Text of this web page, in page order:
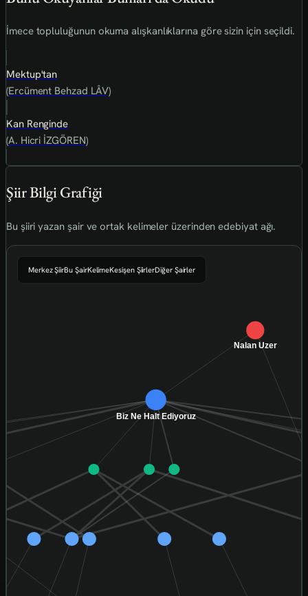
İmece topluluğunun okuma alışkanlıklarına göre sizin için seçildi.
Mektup'tan
(Ercüment Behzad LÂV)
Kan Renginde
(A. Hicri İZGÖREN)
Şiir Bilgi Grafiği
Bu şiiri yazan şair ve ortak kelimeler üzerinden edebiyat ağı.
Merkez ŞiirBu ŞairKelimeKesişen ŞiirlerDiğer Şairler